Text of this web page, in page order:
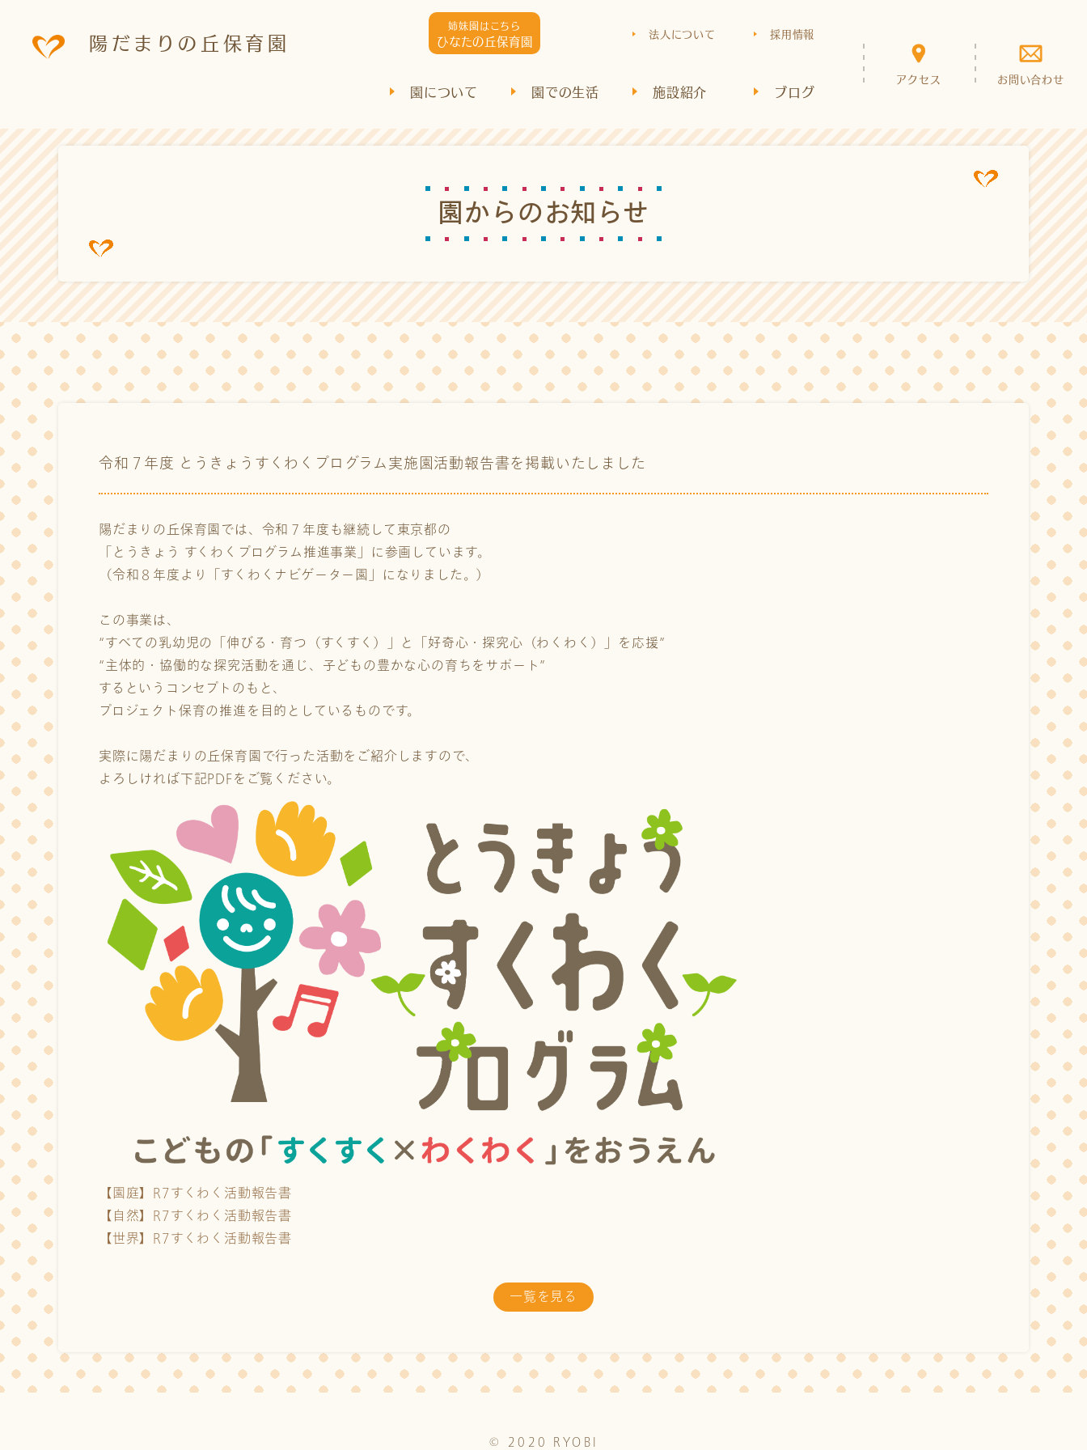
陽だまりの丘保育園
姉妹園はこちら
ひなたの丘保育園 法人について 採用情報
園について 園での生活 施設紹介 ブログ
アクセス お問い合わせ
園からのお知らせ
令和７年度 とうきょうすくわくプログラム実施園活動報告書を掲載いたしました
陽だまりの丘保育園では、令和７年度も継続して東京都の
「とうきょう すくわくプログラム推進事業」に参画しています。
（令和８年度より「すくわくナビゲーター園」になりました。）
この事業は、
“すべての乳幼児の「伸びる・育つ（すくすく）」と「好奇心・探究心（わくわく）」を応援”
“主体的・協働的な探究活動を通じ、子どもの豊かな心の育ちをサポート”
するというコンセプトのもと、
プロジェクト保育の推進を目的としているものです。
実際に陽だまりの丘保育園で行った活動をご紹介しますので、
よろしければ下記PDFをご覧ください。
【園庭】R7すくわく活動報告書
【自然】R7すくわく活動報告書
【世界】R7すくわく活動報告書
一覧を見る
© 2020 RYOBI